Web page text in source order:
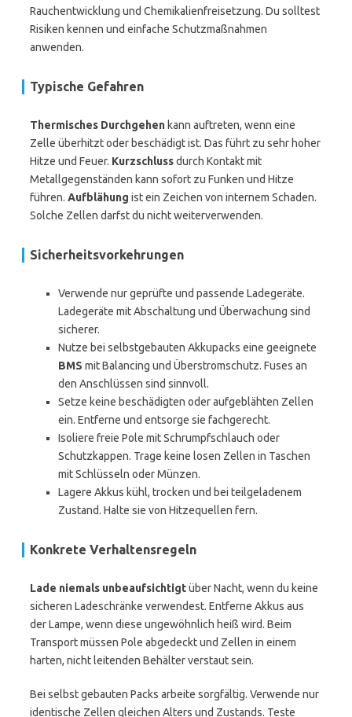
Rauchentwicklung und Chemikalienfreisetzung. Du solltest
Risiken kennen und einfache Schutzmaßnahmen
anwenden.
Typische Gefahren
Thermisches Durchgehen kann auftreten, wenn eine
Zelle überhitzt oder beschädigt ist. Das führt zu sehr hoher
Hitze und Feuer. Kurzschlussdurch Kontakt mit
Metallgegenständen kann sofort zu Funken und Hitze
führen. Aufblähung ist ein Zeichen von internem Schaden.
Solche Zellen darfst du nicht weiterverwenden.
Sicherheitsvorkehrungen
Verwende nur geprüfte und passende Ladegeräte.
Ladegeräte mit Abschaltung und Überwachung sind
sicherer.
Nutze bei selbstgebauten Akkupacks eine geeignete
BMS mit Balancing und Überstromschutz. Fuses an
den Anschlüssen sind sinnvoll.
Setze keine beschädigten oder aufgeblähten Zellen
ein. Entferne und entsorge sie fachgerecht.
Isoliere freie Pole mit Schrumpfschlauch oder
Schutzkappen. Trage keine losen Zellen in Taschen
mit Schlüsseln oder Münzen.
Lagere Akkus kühl, trocken und bei teilgeladenem
Zustand. Halte sie von Hitzequellen fern.
Konkrete Verhaltensregeln
Lade niemals unbeaufsichtigtüber Nacht, wenn du keine
sicheren Ladeschränke verwendest. Entferne Akkus aus
der Lampe, wenn diese ungewöhnlich heiß wird. Beim
Transport müssen Pole abgedeckt und Zellen in einem
harten, nicht leitenden Behälter verstaut sein.
Bei selbst gebauten Packs arbeite sorgfältig. Verwende nur
identische Zellen gleichen Alters und Zustands. Teste